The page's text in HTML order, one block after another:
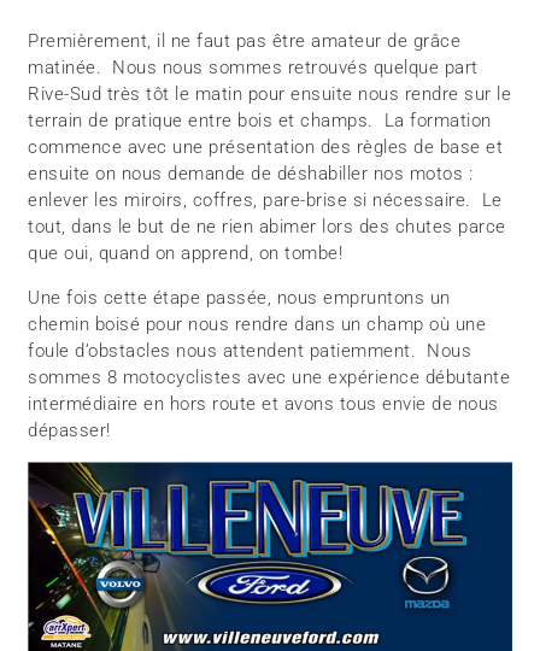
Premièrement, il ne faut pas être amateur de grâce
matinée. Nous nous sommes retrouvés quelque part
Rive-Sud très tôt le matin pour ensuite nous rendre sur le
terrain de pratique entre bois et champs. La formation
commence avec une présentation des règles de base et
ensuite on nous demande de déshabiller nos motos :
enlever les miroirs, coffres, pare-brise si nécessaire. Le
tout, dans le but de ne rien abimer lors des chutes parce
que oui, quand on apprend, on tombe!
Une fois cette étape passée, nous empruntons un
chemin boisé pour nous rendre dans un champ où une
foule d’obstacles nous attendent patiemment. Nous
sommes 8 motocyclistes avec une expérience débutante
intermédiaire en hors route et avons tous envie de nous
dépasser!